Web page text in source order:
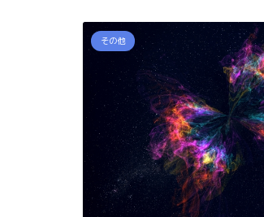
その他